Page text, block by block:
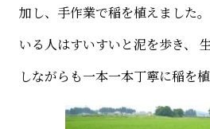
加し、手作業で稲を植えました。
いる人はすいすいと泥を歩き、
しながらも一本一本丁寧に稲を